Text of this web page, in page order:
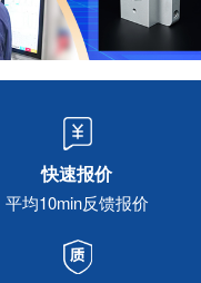
快速报价
平均10min反馈报价